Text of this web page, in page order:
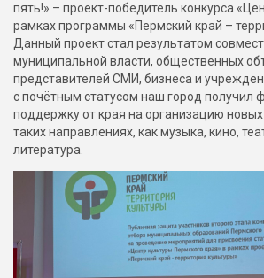
пять!» – проект-победитель конкурса
рамках программы «Пермский край –
Данный проект стал результатом
муниципальной власти, общественных
представителей СМИ, бизнеса и
с почётным статусом наш город получил
поддержку от края на организацию
таких направлениях, как музыка, кино,
литература.